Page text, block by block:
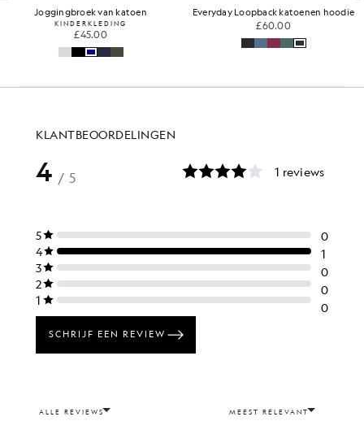
Joggingbroek van katoen
KINDERKLEDING
£45.00
Everyday Loopback katoenen hoodie
£60.00